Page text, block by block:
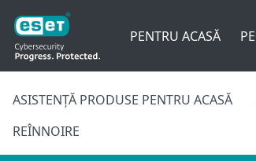
PENTRU ACASĂ
ASISTENȚĂ PRODUSE PENTRU ACASĂ
REÎNNOIRE